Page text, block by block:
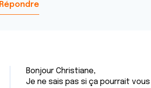
Répondre
Bonjour Christiane,
Je ne sais pas si ça pourrait